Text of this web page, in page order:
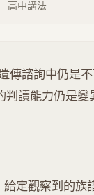
高中講法
傳諮詢中仍是不
判讀能力仍是變
定觀察到的族